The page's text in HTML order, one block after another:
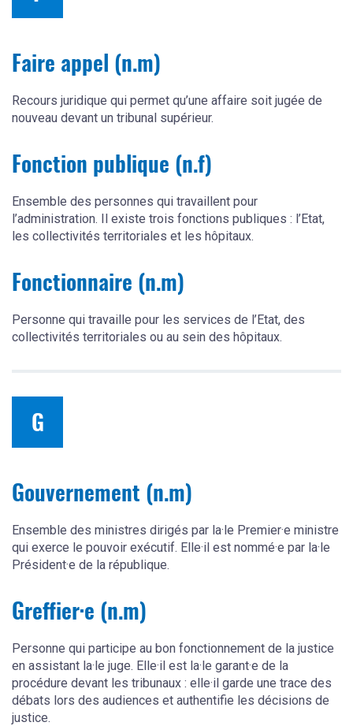
Faire appel (n.m)
Recours juridique qui permet qu’une affaire soit jugée de
nouveau devant un tribunal supérieur.
Fonction publique (n.f)
Ensemble des personnes qui travaillent pour
l’administration. Il existe trois fonctions publiques : l’Etat,
les collectivités territoriales et les hôpitaux.
Fonctionnaire (n.m)
Personne qui travaille pour les services de l’Etat, des
collectivités territoriales ou au sein des hôpitaux.
G
Gouvernement (n.m)
Ensemble des ministres dirigés par la·le Premier·e ministre
qui exerce le pouvoir exécutif. Elle·il est nommé·e par la·le
Président·e de la république.
Greffier·e (n.m)
Personne qui participe au bon fonctionnement de la justice
en assistant la·le juge. Elle·il est la·le garant·e de la
procédure devant les tribunaux : elle·il garde une trace des
débats lors des audiences et authentifie les décisions de
justice.